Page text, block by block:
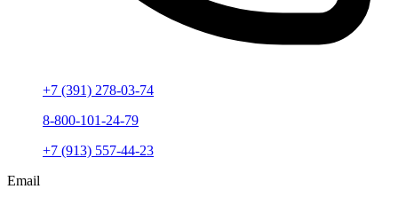
+7 (391) 278-03-74
8-800-101-24-79
+7 (913) 557-44-23
Email